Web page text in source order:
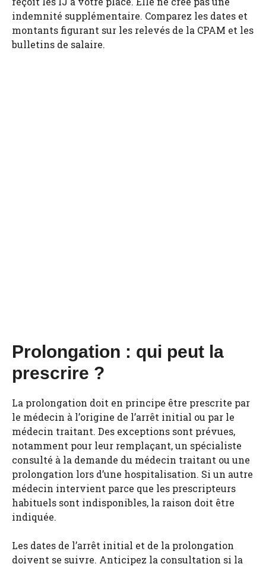
indemnité supplémentaire. Comparez les dates et
montants figurant sur les relevés de la CPAM et les
bulletins de salaire.
Prolongation : qui peut la
prescrire ?
La prolongation doit en principe être prescrite par
le médecin à l’origine de l’arrêt initial ou par le
médecin traitant. Des exceptions sont prévues,
notamment pour leur remplaçant, un spécialiste
consulté à la demande du médecin traitant ou une
prolongation lors d’une hospitalisation. Si un autre
médecin intervient parce que les prescripteurs
habituels sont indisponibles, la raison doit être
indiquée.
Les dates de l’arrêt initial et de la prolongation
doivent se suivre. Anticipez la consultation si la